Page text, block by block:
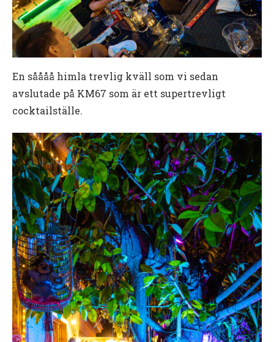
En såååå himla trevlig kväll som vi sedan
avslutade på KM67 som är ett supertrevligt
cocktailställe.